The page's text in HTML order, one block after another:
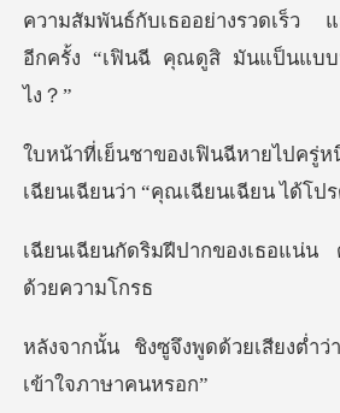
ความสัมพันธ์กับเธออย่างรวดเร็ว
อีกค
ห
เฉียนเฉียนว่า
กของเธอแน่น
วยเสียงต่ำ